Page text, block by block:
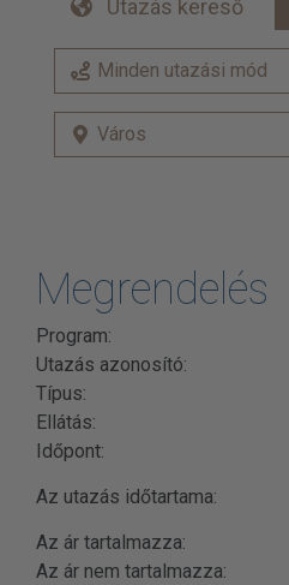
Utazás kereső
Megrendelés
Program:
Utazás azonosító:
Típus:
Ellátás:
Időpont:
Az utazás időtartama:
Az ár tartalmazza:
Az ár nem tartalmazza: